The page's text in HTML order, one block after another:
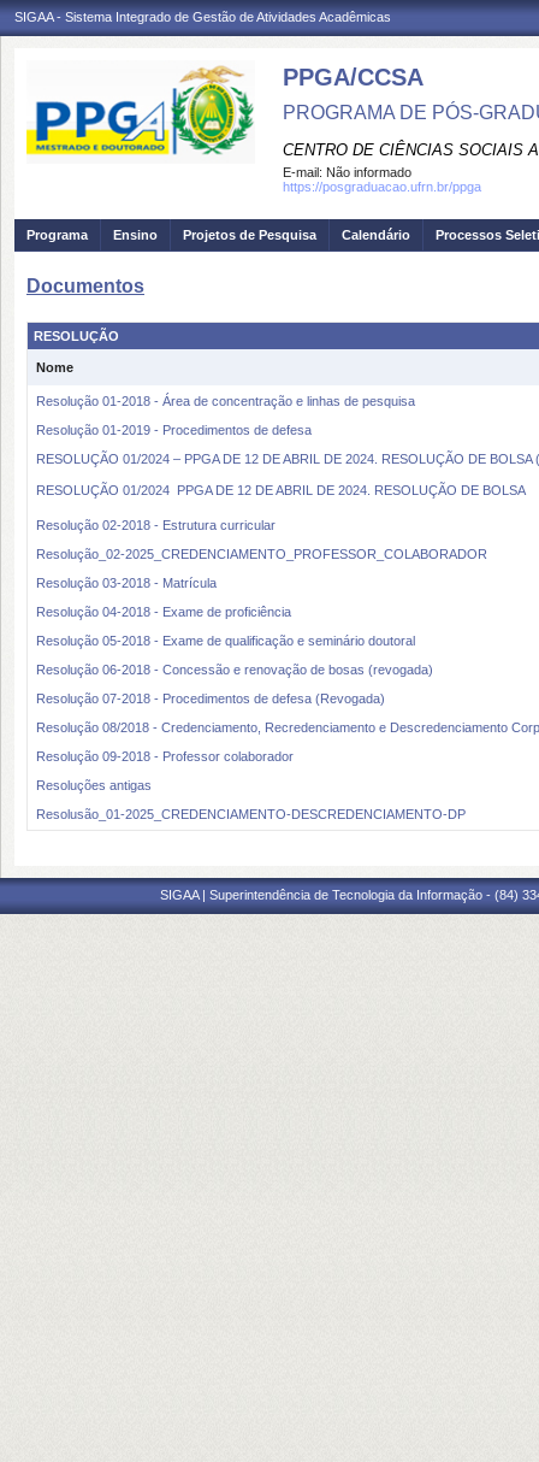
SIGAA - Sistema Integrado de Gestão de Atividades Acadêmicas
PPGA/CCSA
PROGRAMA DE PÓS-
CENTRO DE CIÊNCIAS SOCIAIS
E-mail: Não informado
https://posgraduacao.ufrn.br/ppga
Programa Ensino Projetos de Pesquisa Calendário Processos
Documentos
RESOLUÇÃO
Nome
Resolução 01-2018 - Área de concentração e linhas de pesquisa
Resolução 01-2019 - Procedimentos de defesa
RESOLUÇÃO 01/2024 – PPGA DE 12 DE ABRIL DE 2024. RESOLUÇÃO DE BOLSA
RESOLUÇÃO 01/2024  PPGA DE 12 DE ABRIL DE 2024. RESOLUÇÃO DE BOLSA
Resolução 02-2018 - Estrutura curricular
Resolução_02-2025_CREDENCIAMENTO_PROFESSOR_COLABORADOR
Resolução 03-2018 - Matrícula
Resolução 04-2018 - Exame de proficiência
Resolução 05-2018 - Exame de qualificação e seminário doutoral
Resolução 06-2018 - Concessão e renovação de bosas (revogada)
Resolução 07-2018 - Procedimentos de defesa (Revogada)
Resolução 08/2018 - Credenciamento, Recredenciamento e Descredenciamento
Resolução 09-2018 - Professor colaborador
Resoluções antigas
Resolusão_01-2025_CREDENCIAMENTO-DESCREDENCIAMENTO-DP
SIGAA | Superintendência de Tecnologia da Informação - (84)